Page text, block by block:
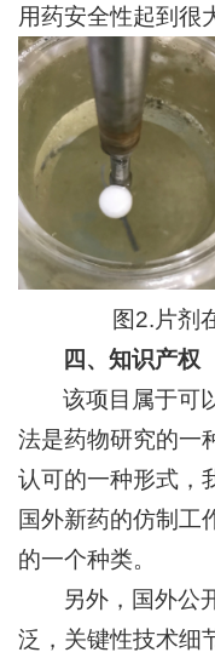
用药安全性起到很
图2.片剂
四、知识产权
该项目属于可
法是药物研究的一
认可的一种形式，
国外新药的仿制工
的一个种类。
另外，国外公
泛，关键性技术细